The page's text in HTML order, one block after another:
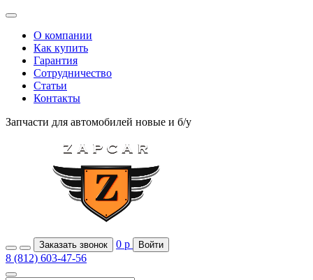
О компании
Как купить
Гарантия
Сотрудничество
Статьи
Контакты
Запчасти для автомобилей новые и б/у
Заказать звонок 0 р Войти
8 (812) 603-47-56